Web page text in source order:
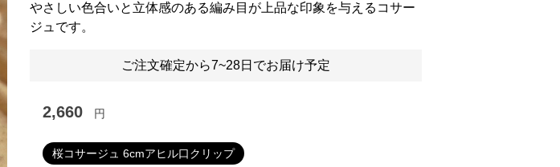
やさしい色合いと立体感のある編み目が上品な印象を与えるコサー
ジュです。
ご注文確定から7~28日でお届け予定
2,660 円
桜コサージュ 6cmアヒル口クリップ